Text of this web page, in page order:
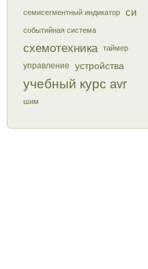
семисегментный индикатор си
событийная система
схемотехника таймер
управление устройства
учебный курс avr
шим